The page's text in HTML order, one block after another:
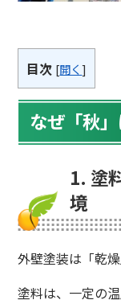
目次 [開く]
なぜ「秋
1. 塗
境
外壁塗装は「乾燥
塗料は、一定の